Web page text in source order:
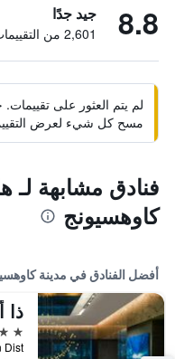
8.8 جيد جدًا
2,601 من التقييمات تم التحقق منها
لم يتم العثور على
مسح كل شيء لعرض
فنادق مشابهة لـ
كاوهسيونج
أفضل الفنادق في مدينة
5 نجوم